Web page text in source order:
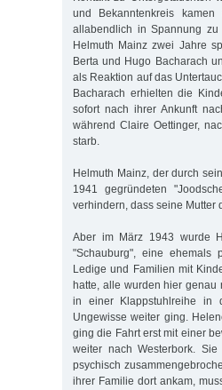
und Bekanntenkreis
allabendlich in Spannung
Helmuth Mainz zwei Jahre
Berta und Hugo Bacharach
als Reaktion auf das
Bacharach erhielten die
sofort nach ihrer Ankunft
während Claire Oettinger,
starb.
Helmuth Mainz, der durch
1941 gegründeten
verhindern, dass seine Mutter
Aber im März 1943 wurde
"Schauburg", eine ehemals
Ledige und Familien mit
hatte, alle wurden hier genau
in einer Klappstuhlreihe in
Ungewisse weiter ging.
ging die Fahrt erst mit einer
weiter nach Westerbork.
psychisch
ihrer Familie dort ankam,